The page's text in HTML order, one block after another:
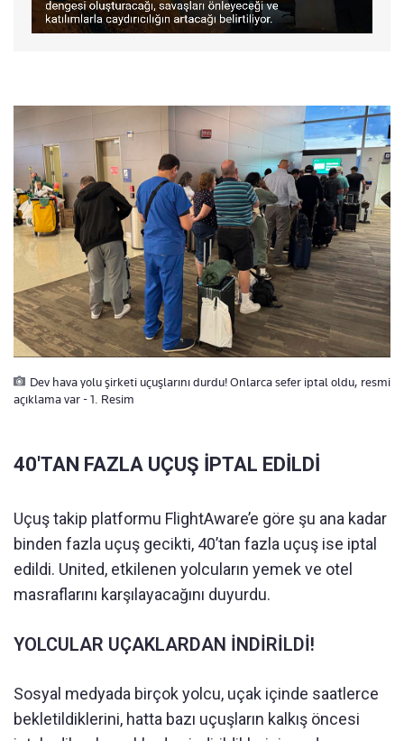
Dev hava yolu şirketi uçuşlarını durdu! Onlarca sefer iptal oldu, resmi
açıklama var - 1. Resim
40'TAN FAZLA UÇUŞ İPTAL EDİLDİ
Uçuş takip platformu FlightAware’e göre şu ana kadar
binden fazla uçuş gecikti, 40’tan fazla uçuş ise iptal
edildi. United, etkilenen yolcuların yemek ve otel
masraflarını karşılayacağını duyurdu.
YOLCULAR UÇAKLARDAN İNDİRİLDİ!
Sosyal medyada birçok yolcu, uçak içinde saatlerce
bekletildiklerini, hatta bazı uçuşların kalkış öncesi